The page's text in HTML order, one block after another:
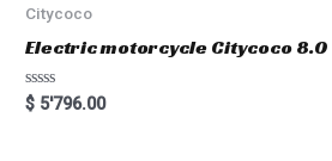
5
Citycoco
Electric motorcycle Citycoco
R
a
$ 5'796.00